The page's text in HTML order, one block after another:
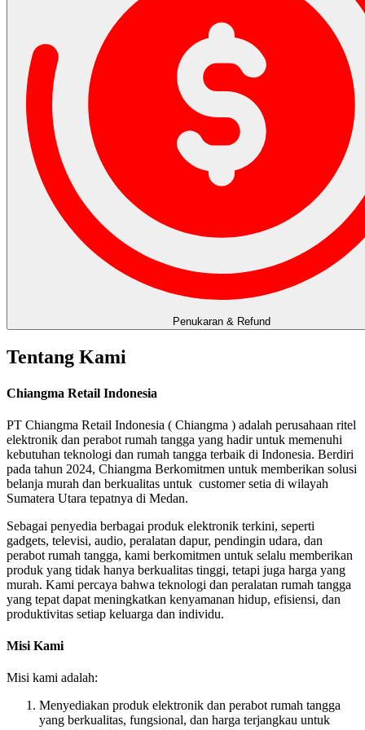
Penukaran & Refund
Tentang Kami
Chiangma Retail Indonesia
PT Chiangma Retail Indonesia ( Chiangma ) adalah perusahaan ritel
elektronik dan perabot rumah tangga yang hadir untuk memenuhi
kebutuhan teknologi dan rumah tangga terbaik di Indonesia. Berdiri
pada tahun 2024, Chiangma Berkomitmen untuk memberikan solusi
belanja murah dan berkualitas untuk customer setia di wilayah
Sumatera Utara tepatnya di Medan.
Sebagai penyedia berbagai produk elektronik terkini, seperti
gadgets, televisi, audio, peralatan dapur, pendingin udara, dan
perabot rumah tangga, kami berkomitmen untuk selalu memberikan
produk yang tidak hanya berkualitas tinggi, tetapi juga harga yang
murah. Kami percaya bahwa teknologi dan peralatan rumah tangga
yang tepat dapat meningkatkan kenyamanan hidup, efisiensi, dan
produktivitas setiap keluarga dan individu.
Misi Kami
Misi kami adalah:
Menyediakan produk elektronik dan perabot rumah tangga
yang berkualitas, fungsional, dan harga terjangkau untuk